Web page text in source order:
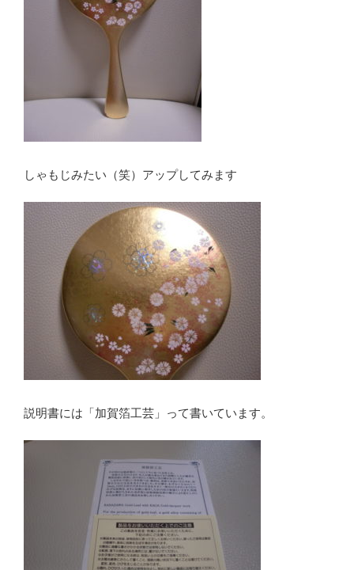
しゃもじみたい（笑）アップしてみます
説明書には「加賀箔工芸」って書いています。